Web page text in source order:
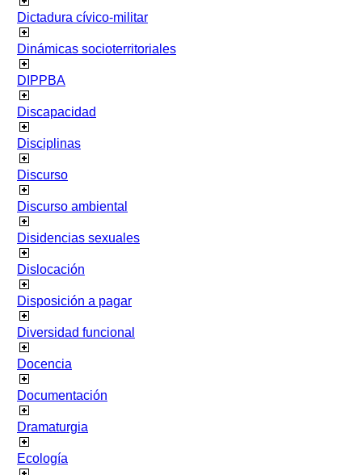
Dictadura cívico-militar
Dinámicas socioterritoriales
DIPPBA
Discapacidad
Disciplinas
Discurso
Discurso ambiental
Disidencias sexuales
Dislocación
Disposición a pagar
Diversidad funcional
Docencia
Documentación
Dramaturgia
Ecología